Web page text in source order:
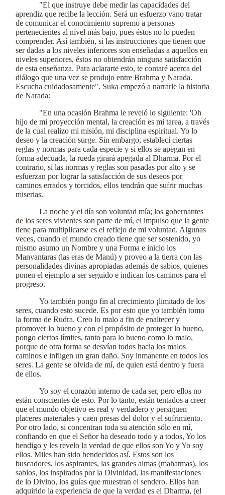
"El que instruye debe medir las capacidades del
aprendiz que recibe la lección. Será un esfuerzo vano tratar
de comunicar el conocimiento supremo a personas
pertenecientes al nivel más bajo, pues éstos no lo pueden
comprender. Así también, si las instrucciones que tienen que
ser dadas a los niveles inferiores son enseñadas a aquellos en
niveles superiores, éstos no obtendrán ninguna satisfacción
de esta enseñanza. Para aclararte esto, te contaré acerca del
diálogo que una vez se produjo entre Brahma y Narada.
Escucha cuidadosamente". Suka empezó a narrarle la historia
de Narada:
"En una ocasión Brahma le reveló lo siguiente: 'Oh
hijo de mi proyección mental, la creación es mi tarea, a través
de la cual realizo mi misión, mi disciplina espiritual. Yo lo
deseo y la creación surge. Sin embargo, establecí ciertas
reglas y normas para cada especie y si ellos se apegan en
forma adecuada, la rueda girará apegada al Dharma. Por el
contrario, si las normas y reglas son pasadas por alto y se
esfuerzan por lograr la satisfacción de sus deseos por
caminos errados y torcidos, ellos tendrán que sufrir muchas
miserias.
La noche y el día son voluntad mía; los gobernantes
de los seres vivientes son parte de mí, el impulso que la gente
tiene para multiplicarse es el reflejo de mi voluntad. Algunas
veces, cuando el mundo creado tiene que ser sostenido, yo
mismo asumo un Nombre y una Forma e inicio los
Manvantaras (las eras de Manú) y proveo a la tierra con las
personalidades divinas apropiadas además de sabios, quienes
ponen el ejemplo a ser seguido e indican los caminos para el
progreso.
Yo también pongo fin al crecimiento ¡limitado de los
seres, cuando esto sucede. Es por esto que yo también tomo
la forma de Rudra. Creo lo malo a fin de enaltecer y
promover lo bueno y con el propósito de proteger lo bueno,
pongo ciertos límites, tanto para lo bueno como lo malo,
porque de otra forma se desvían todos hacia los malos
caminos e infligen un gran daño. Soy inmanente en todos los
seres. La gente se olvida de mí, de quien está dentro y fuera
de ellos.
Yo soy el corazón interno de cada ser, pero ellos no
están conscientes de esto. Por lo tanto, están tentados a creer
que el mundo objetivo es real y verdadero y persiguen
placeres materiales y caen presas del dolor y el sufrimiento.
Por otro lado, si concentran toda su atención sólo en mí,
confiando en que el Señor ha deseado todo y a todos, Yo los
bendigo y les revelo la verdad de que ellos son Yo y Yo soy
ellos. Miles han sido bendecidos así. Estos son los
buscadores, los aspirantes, las grandes almas (mahatmas), los
sabios, los inspirados por la Divinidad, las manifestaciones
de lo Divino, los guías que muestran el sendero. Ellos han
adquirido la experiencia de que la verdad es el Dharma, (el